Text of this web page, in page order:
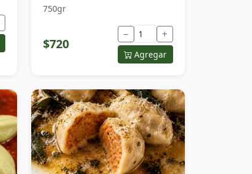
750gr
$720
− +
Agregar